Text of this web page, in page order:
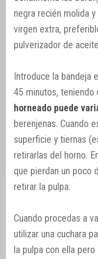
negra recién molida
virgen extra,
pulverizador de
Introduce la bandeja
45 minutos, teniendo
horneado puede
berenjenas. Cuando
superficie y tiernas
retirarlas del horno.
que pierdan un poco
retirar la pulpa.
Cuando procedas a
utilizar una cuchara
la pulpa con ella